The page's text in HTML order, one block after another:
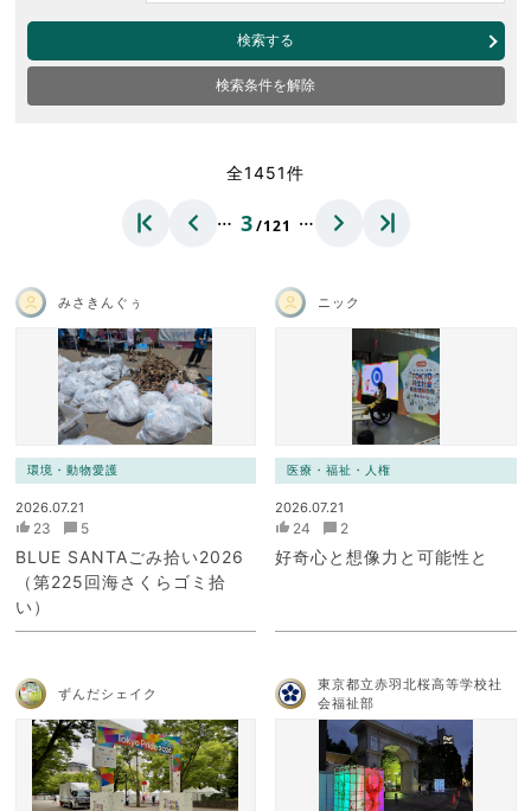
検索する
検索条件を解除
全1451件
… 3/121 …
みさきんぐぅ
環境・動物愛護
2026.07.21
23 5
BLUE SANTAごみ拾い2026
（第225回海さくらゴミ拾
い）
ニック
医療・福祉・人権
2026.07.21
24 2
好奇心と想像力と可能性と
ずんだシェイク
東京都立赤羽北桜高等学校社
会福祉部